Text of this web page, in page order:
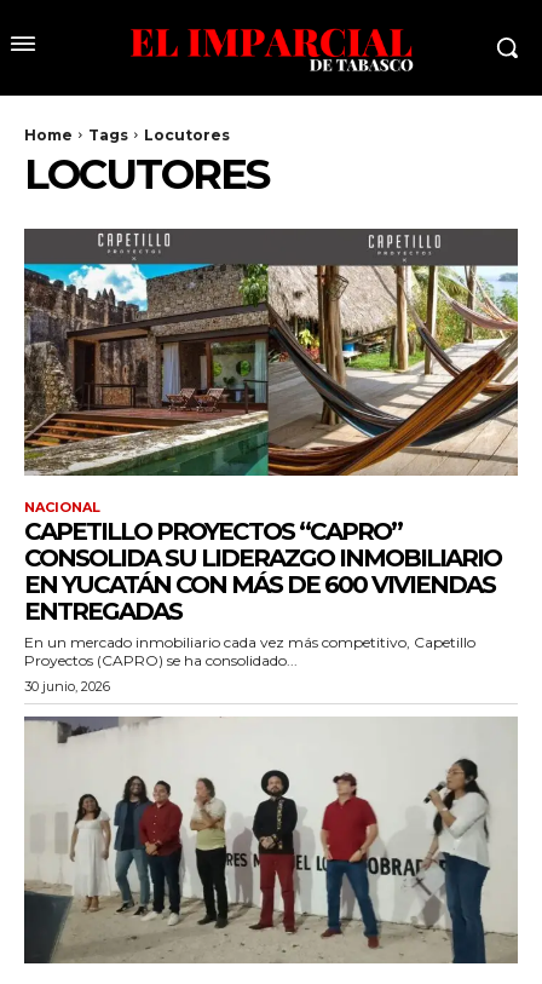
Home Tags Locutores
LOCUTORES
NACIONAL
CAPETILLO PROYECTOS “CAPRO”
CONSOLIDA SU LIDERAZGO INMOBILIARIO
EN YUCATÁN CON MÁS DE 600 VIVIENDAS
ENTREGADAS
En un mercado inmobiliario cada vez más competitivo, Capetillo
Proyectos (CAPRO) se ha consolidado...
30 junio, 2026